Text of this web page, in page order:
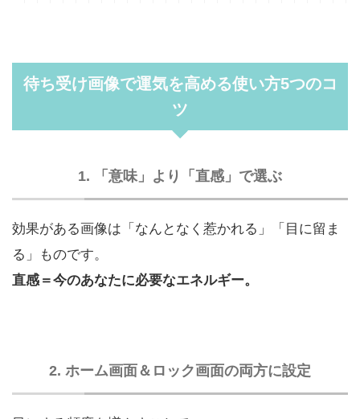
待ち受け画像で運気を高める使い方5つのコ
ツ
1. 「意味」より「直感」で選ぶ
効果がある画像は「なんとなく惹かれる」「目に留ま
る」ものです。
直感＝今のあなたに必要なエネルギー。
2. ホーム画面＆ロック画面の両方に設定